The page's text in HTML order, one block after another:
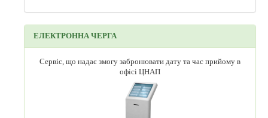
ЕЛЕКТРОННА ЧЕРГА
Сервіс, що надає змогу забронювати дату та час прийому в
офісі ЦНАП